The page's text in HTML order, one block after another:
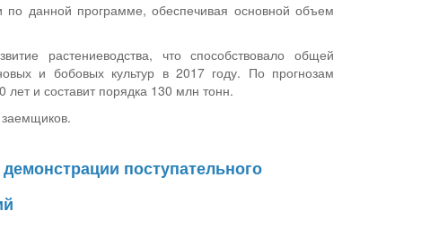
данной программе, обеспечивая основной объем
растениеводства, что способствовало общей
и бобовых культур в 2017 году. По прогнозам
и составит порядка 130 млн тонн.
поступательного